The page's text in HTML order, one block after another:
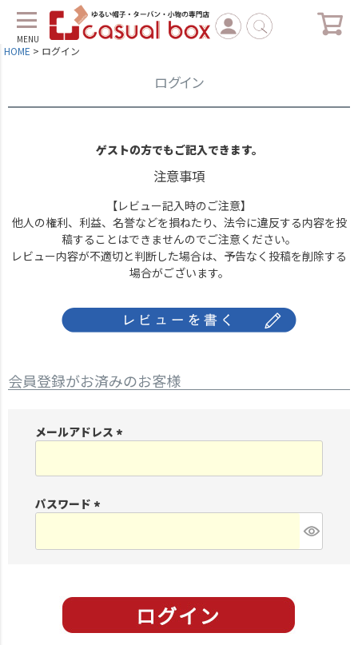
MENU
HOME ログイン
ログイン
ゲストの方でもご記入できます。
注意事項
【レビュー記入時のご注意】
他人の権利、利益、名誉などを損ねたり、法令に違反する内容を投
稿することはできませんのでご注意ください。
レビュー内容が不適切と判断した場合は、予告なく投稿を削除する
場合がございます。
会員登録がお済みのお客様
メールアドレス
パスワード